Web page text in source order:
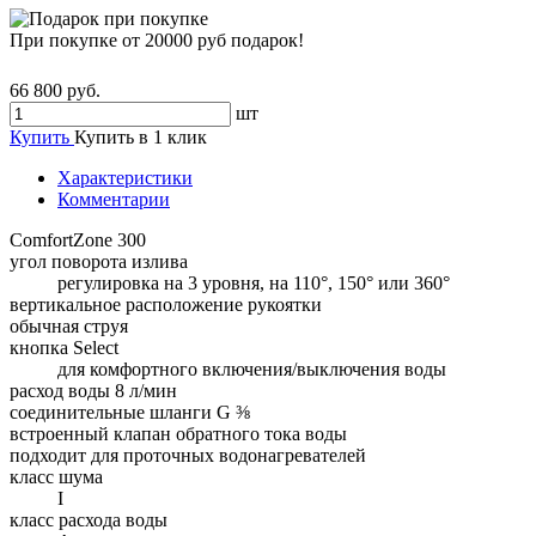
При покупке от 20000 руб подарок!
66 800 руб.
шт
Купить Купить в 1 клик
Характеристики
Комментарии
ComfortZone 300
угол поворота излива
регулировка на 3 уровня, на 110°, 150° или 360°
вертикальное расположение рукоятки
обычная струя
кнопка Select
для комфортного включения/выключения воды
расход воды 8 л/мин
соединительные шланги G ⅜
встроенный клапан обратного тока воды
подходит для проточных водонагревателей
класс шума
I
класс расхода воды